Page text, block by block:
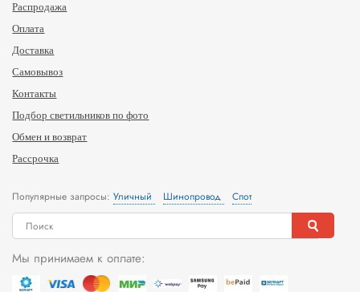
Распродажа
Оплата
Доставка
Самовывоз
Контакты
Подбор светильников по фото
Обмен и возврат
Рассрочка
Популярные запросы:Уличный Шинопровод Спот
Мы принимаем к оплате: